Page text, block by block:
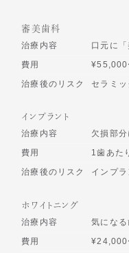
審美歯科
治療内容
口元に
費用
¥55,000
治療後のリスク
セラミ
インプラント
治療内容
欠損部
費用
1歯あた
治療後のリスク
インプ
ホワイトニング
治療内容
気にな
費用
¥24,000